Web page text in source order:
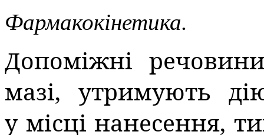
Фармакокінетика.
Допоміжні
мазі, утримують
у місці нанесення,